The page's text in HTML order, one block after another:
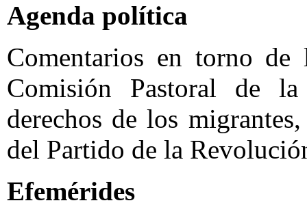
Agenda política
Comentarios en torno de
Comisión Pastoral de
derechos de los
del Partido de la
Efemérides